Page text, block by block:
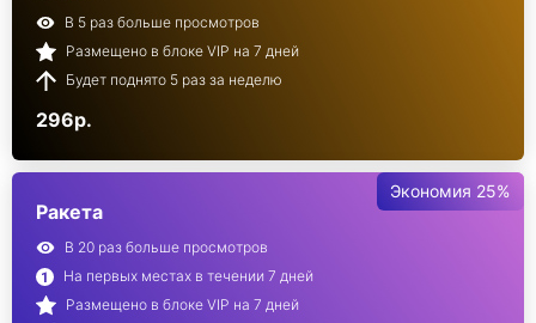
В 5 раз больше просмотров
Размещено в блоке VIP на 7 дней
Будет поднято 5 раз за неделю
296р.
Экономия 25%
Ракета
В 20 раз больше просмотров
На первых местах в течении 7 дней
Размещено в блоке VIP на 7 дней